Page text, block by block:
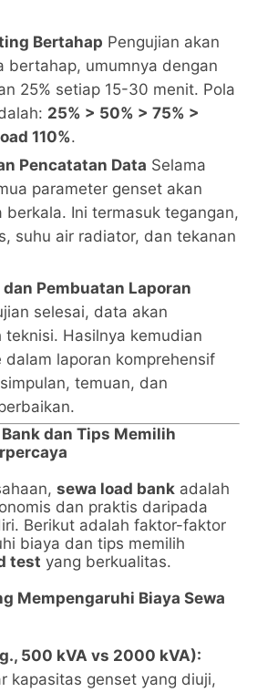
Bertahap Pengujian akan
bertahap, umumnya dengan
25% setiap 15-30 menit. Pola
25% > 50% > 75% >
110%.
Pencatatan Data Selama
parameter genset akan
berkala. Ini termasuk tegangan,
suhu air radiator, dan tekanan
Pembuatan Laporan
selesai, data akan
teknisi. Hasilnya kemudian
dalam laporan komprehensif
temuan, dan
dan Tips Memilih
sewa load bank adalah
dan praktis daripada
Berikut adalah faktor-faktor
biaya dan tips memilih
test yang berkualitas.
Mempengaruhi Biaya Sewa
500 kVA vs 2000 kVA):
kapasitas genset yang diuji,